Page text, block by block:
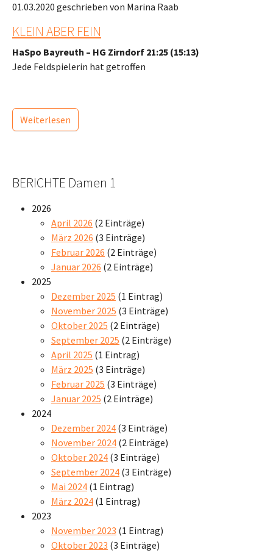
01.03.2020 geschrieben von Marina Raab
KLEIN ABER FEIN
HaSpo Bayreuth – HG Zirndorf 21:25 (15:13)
Jede Feldspielerin hat getroffen
Weiterlesen
BERICHTE Damen 1
2026
April 2026 (2 Einträge)
März 2026 (3 Einträge)
Februar 2026 (2 Einträge)
Januar 2026 (2 Einträge)
2025
Dezember 2025 (1 Eintrag)
November 2025 (3 Einträge)
Oktober 2025 (2 Einträge)
September 2025 (2 Einträge)
April 2025 (1 Eintrag)
März 2025 (3 Einträge)
Februar 2025 (3 Einträge)
Januar 2025 (2 Einträge)
2024
Dezember 2024 (3 Einträge)
November 2024 (2 Einträge)
Oktober 2024 (3 Einträge)
September 2024 (3 Einträge)
Mai 2024 (1 Eintrag)
März 2024 (1 Eintrag)
2023
November 2023 (1 Eintrag)
Oktober 2023 (3 Einträge)